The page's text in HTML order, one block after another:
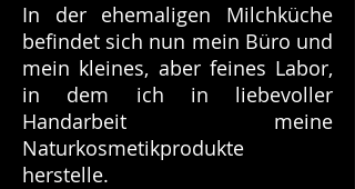
In der ehemaligen Milchküche
befindet sich nun mein Büro und
mein kleines, aber feines Labor,
in dem ich in liebevoller
Handarbeit meine
Naturkosmetikprodukte
herstelle.